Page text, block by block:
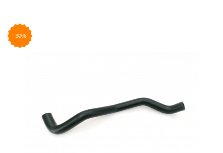
-30%